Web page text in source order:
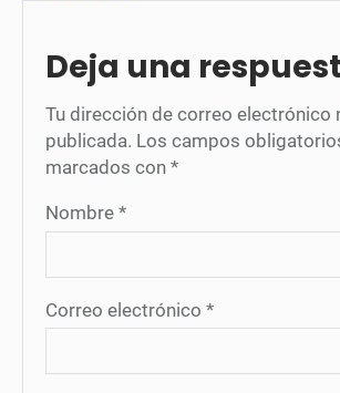
Deja una
Tu dirección de correo electrónico
publicada. Los campos
marcados con *
Nombre *
Correo electrónico *